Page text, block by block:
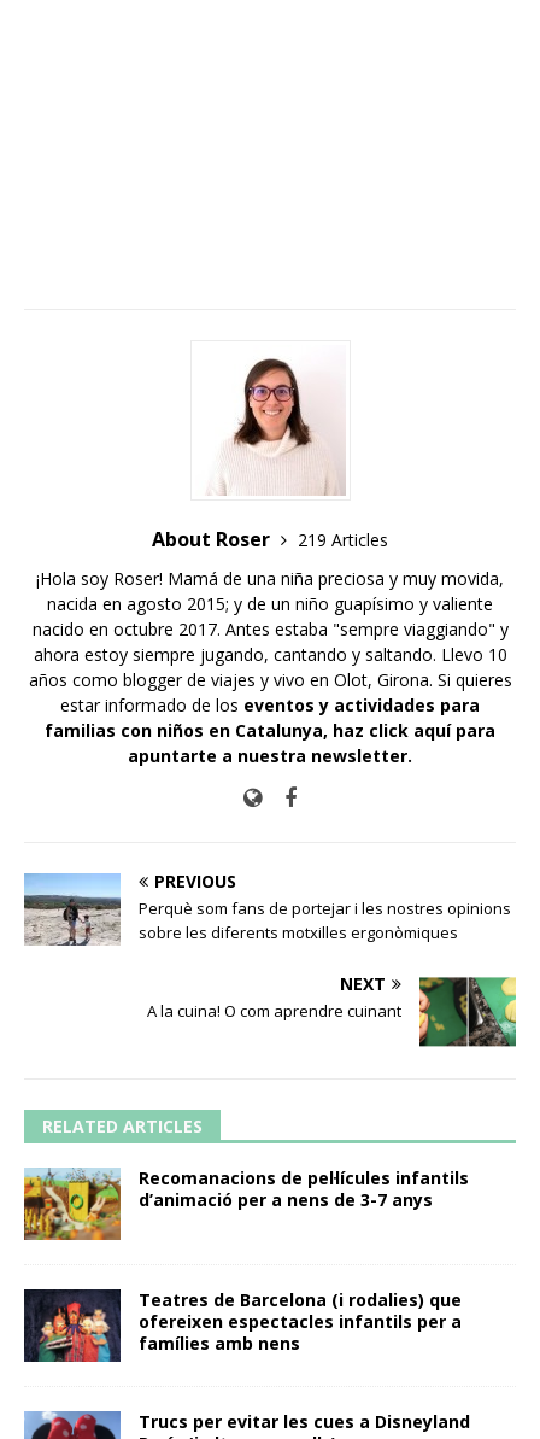
About Roser
219 Articles
¡Hola soy Roser! Mamá de una niña preciosa y muy movida,
nacida en agosto 2015; y de un niño guapísimo y valiente
nacido en octubre 2017. Antes estaba "sempre viaggiando" y
ahora estoy siempre jugando, cantando y saltando. Llevo 10
años como blogger de viajes y vivo en Olot, Girona. Si quieres
estar informado de los eventos y actividades para
familias con niños en Catalunya, haz click aquí para
apuntarte a nuestra newsletter.
PREVIOUS
Perquè som fans de portejar i les nostres opinions
sobre les diferents motxilles ergonòmiques
NEXT
A la cuina! O com aprendre cuinant
RELATED ARTICLES
Recomanacions de pel·lícules infantils
d’animació per a nens de 3-7 anys
Teatres de Barcelona (i rodalies) que
ofereixen espectacles infantils per a
famílies amb nens
Trucs per evitar les cues a Disneyland